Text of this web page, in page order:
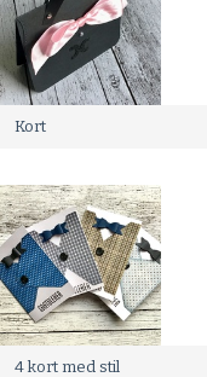
Kort
4 kort med stil